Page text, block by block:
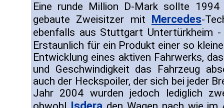
Eine runde Million D-Mark sollte
gebaute Zweisitzer mit Mercedes-
ebenfalls aus Stuttgart Untertürkheim
Erstaunlich für ein Produkt einer so
Entwicklung eines aktiven Fahrwerks,
und Geschwindigkeit das Fahrzeug
auch der Heckspoiler, der sich bei jeder
Jahr 2004 wurden jedoch lediglich